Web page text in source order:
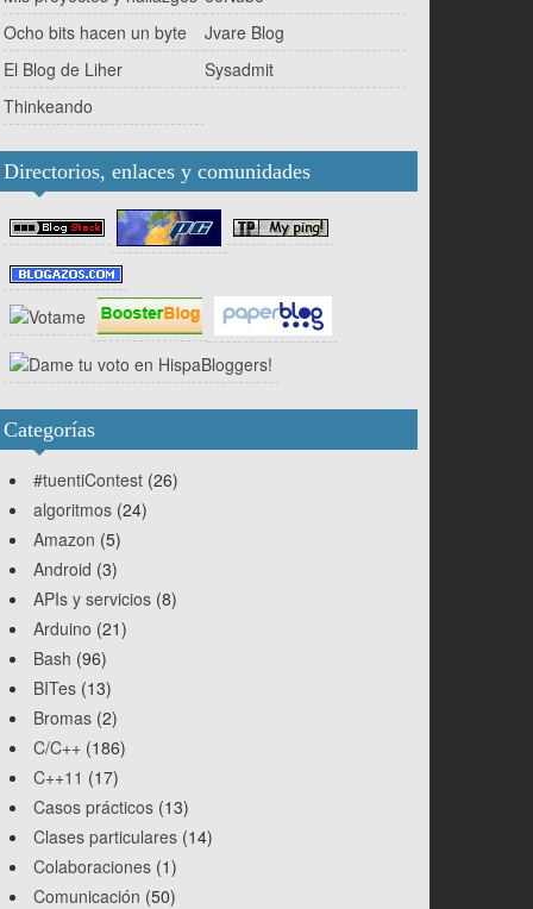
de dormir.";
Ocho bits hacen un byte
Jvare Blog
El Blog de Liher
Sysadmit
Thinkeando
Directorios, enlaces y comunidades
Categorías
#tuentiContest (26)
algoritmos (24)
Amazon (5)
Android (3)
APIs y servicios (8)
Arduino (21)
Bash (96)
BITes (13)
Bromas (2)
C/C++ (186)
C++11 (17)
Casos prácticos (13)
Clases particulares (14)
Colaboraciones (1)
Comunicación (50)